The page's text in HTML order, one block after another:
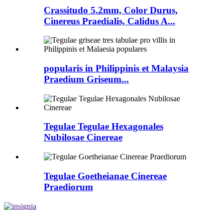
Crassitudo 5.2mm, Color Durus,
Cinereus Praedialis, Calidus A...
popularis in Philippinis et Malaysia
Praedium Griseum...
Tegulae Tegulae Hexagonales
Nubilosae Cinereae
Tegulae Goetheianae Cinereae
Praediorum